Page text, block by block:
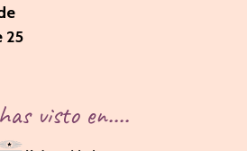
25
visto en....